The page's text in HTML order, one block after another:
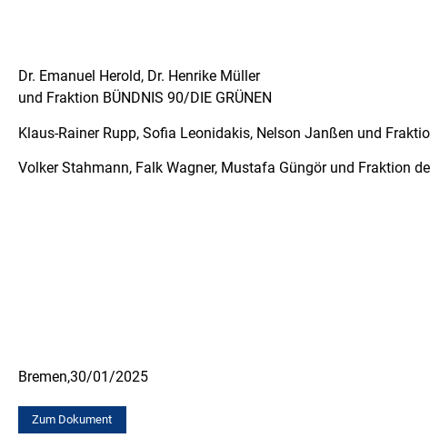
Dr. Emanuel Herold, Dr. Henrike Müller
und Fraktion BÜNDNIS 90/DIE GRÜNEN
Klaus-Rainer Rupp, Sofia Leonidakis, Nelson Janßen und
Volker Stahmann, Falk Wagner, Mustafa Güngör und Fraktion
Bremen,30/01/2025
Zum Dokument